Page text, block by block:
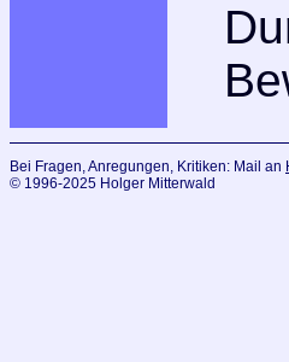
Bei Fragen, Anregungen, Kritiken: Mail an
© 1996-2025 Holger Mitterwald